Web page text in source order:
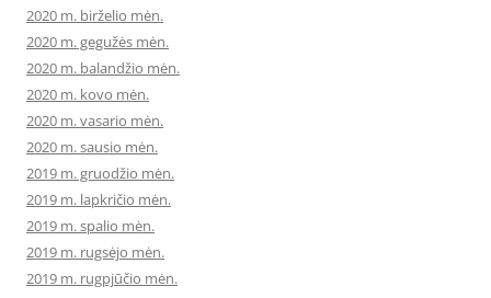
2020 m. birželio mėn.
2020 m. gegužės mėn.
2020 m. balandžio mėn.
2020 m. kovo mėn.
2020 m. vasario mėn.
2020 m. sausio mėn.
2019 m. gruodžio mėn.
2019 m. lapkričio mėn.
2019 m. spalio mėn.
2019 m. rugsėjo mėn.
2019 m. rugpjūčio mėn.